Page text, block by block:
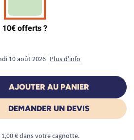
10 août 2026 Plus d'info
AJOUTER AU PANIER
DEMANDER UN DEVIS
€ dans votre cagnotte.